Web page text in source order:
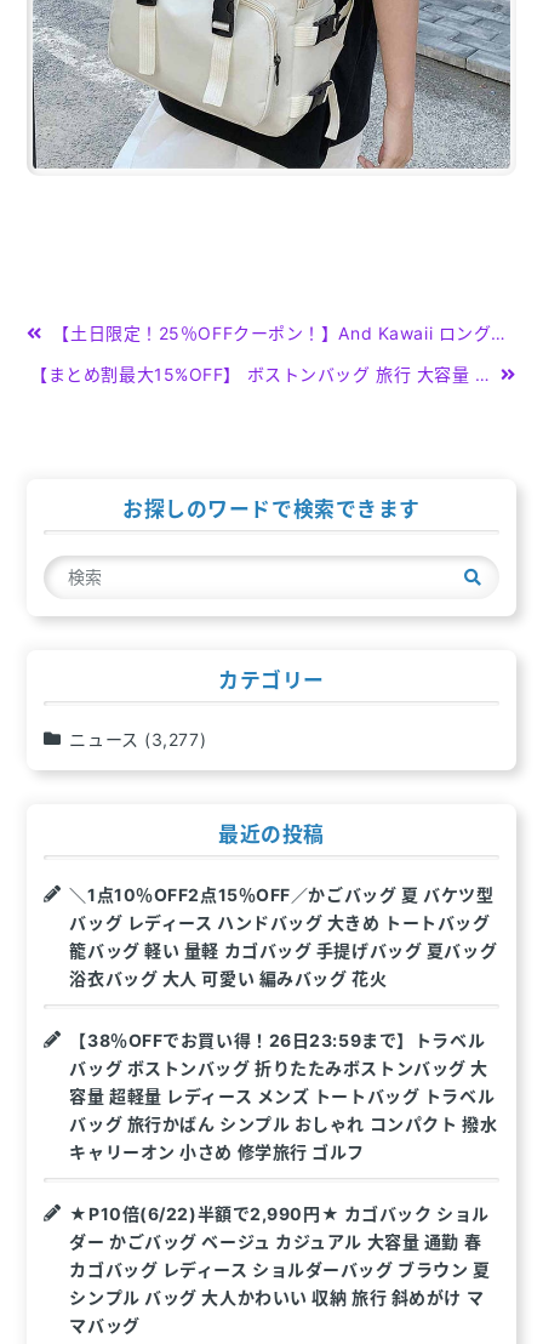
投
稿
ー
シ
ョ
【土日限定！25％OFFクーポン！】And Kawaii ロングマフラー ボリュームフリンジマフラー チェック柄 韓国ファッション カジュアル 小物
【まとめ割最大15%OFF】 ボストンバッグ 旅行 大容量 Lサイズ レディース 2泊 3泊 修学旅行 軽量 多収納 大人 2way 36L メンズ シンプル 出産 入院 撥水 ノートパソコン おしゃれ ゴルフ anello アネロ かわいい 無地 キャリーオンベルト 海外旅行 大きめ 可愛い
お探しのワードで検索できます
検
索
カテゴリー
ニュース (3,277)
最近の投稿
＼1点10％OFF2点15％OFF／かごバッグ 夏 バケツ型
バッグ レディース ハンドバッグ 大きめ トートバッグ
籠バッグ 軽い 量軽 カゴバッグ 手提げバッグ 夏バッグ
浴衣バッグ 大人 可愛い 編みバッグ 花火
【38％OFFでお買い得！26日23:59まで】トラベル
バッグ ボストンバッグ 折りたたみボストンバッグ 大
容量 超軽量 レディース メンズ トートバッグ トラベル
バッグ 旅行かばん シンプル おしゃれ コンパクト 撥水
キャリーオン 小さめ 修学旅行 ゴルフ
★P10倍(6/22)半額で2,990円★ カゴバック ショル
ダー かごバッグ ベージュ カジュアル 大容量 通勤 春
カゴバッグ レディース ショルダーバッグ ブラウン 夏
シンプル バッグ 大人かわいい 収納 旅行 斜めがけ マ
マバッグ